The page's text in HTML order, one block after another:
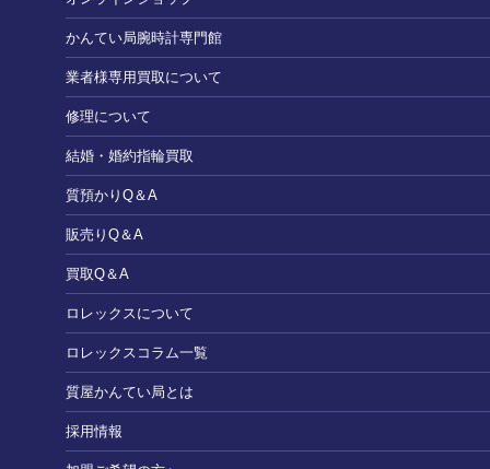
かんてい局腕時計専門館
業者様専用買取について
修理について
結婚・婚約指輪買取
質預かりQ＆A
販売りQ＆A
買取Q＆A
ロレックスについて
ロレックスコラム一覧
質屋かんてい局とは
採用情報